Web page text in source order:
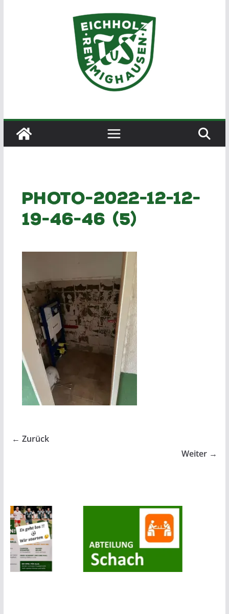
PHOTO-2022-12-12-
19-46-46 (5)
← Zurück
Weiter →